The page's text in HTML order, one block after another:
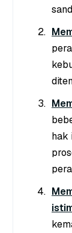
hak